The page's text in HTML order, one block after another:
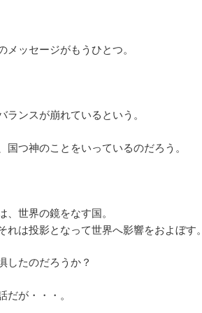
メッセージがもうひとつ。
ランスが崩れているという。
国つ神のことをいっているのだろう。
、世界の鏡をなす国。
れは投影となって世界へ影響をおよぼす。
したのだろうか？
だが・・・。